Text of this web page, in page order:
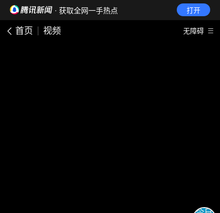
· 获取全网一手热点 打开
首页 视频 无障碍